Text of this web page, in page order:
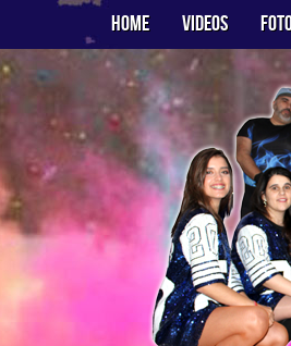
Home Videos